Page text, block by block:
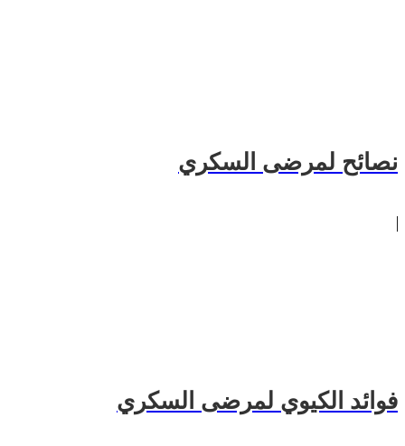
نصائح لمرضى السكري
فوائد الكيوي لمرضى السكري